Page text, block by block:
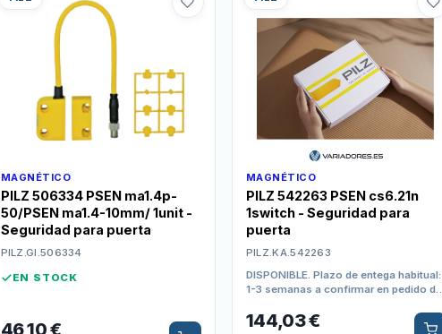
MAGNÉTICO
PILZ 506334 PSEN ma1.4p-
50/PSEN ma1.4-10mm/ 1unit -
Seguridad para puerta
PILZ.GI.506334
EN STOCK
46,10€
MAGNÉTICO
PILZ 542263 PSEN cs6.21n
1switch - Seguridad para
puerta
PILZ.KA.542263
DISPONIBLE. Plazo de entega habitual:
1-3 semanas a confirmar en pedido de
144,03€